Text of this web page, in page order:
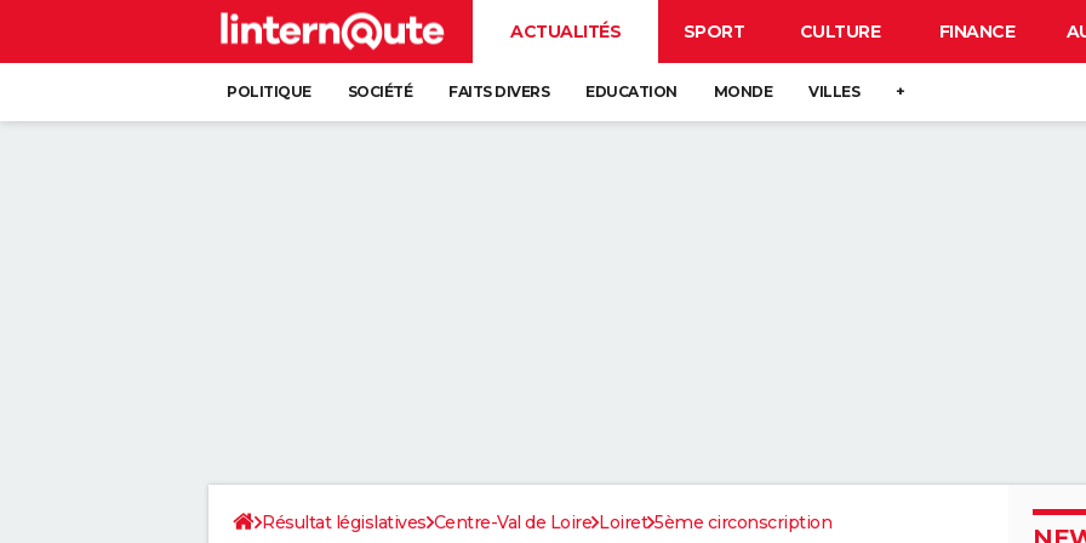
ACTUALITÉS SPORT CULTURE FINANCE
POLITIQUE SOCIÉTÉ FAITS DIVERS EDUCATION MONDE VILLES +
Résultat législatives Centre-Val de Loire Loiret 5ème circonscription